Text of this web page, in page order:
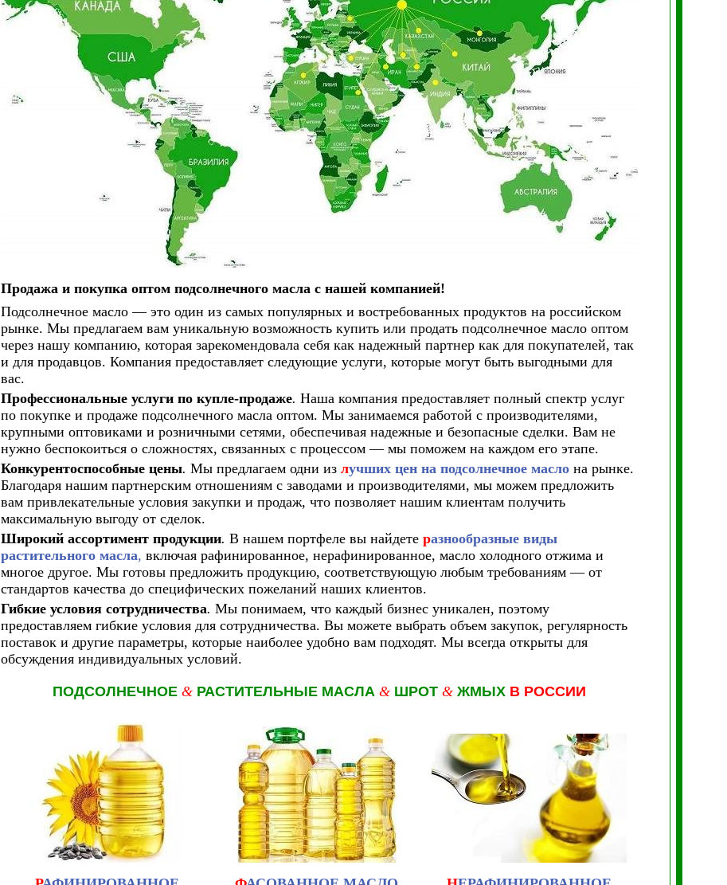
Продажа и покупка оптом подсолнечного масла с нашей компанией!
Подсолнечное масло — это один из самых популярных и востребованных продуктов на российском
рынке. Мы предлагаем вам уникальную возможность купить или продать подсолнечное масло оптом
через нашу компанию, которая зарекомендовала себя как надежный партнер как для покупателей, так
и для продавцов. Компания предоставляет следующие услуги, которые могут быть выгодными для
вас.
Профессиональные услуги по купле-продаже. Наша компания предоставляет полный спектр услуг
по покупке и продаже подсолнечного масла оптом. Мы занимаемся работой с производителями,
крупными оптовиками и розничными сетями, обеспечивая надежные и безопасные сделки. Вам не
нужно беспокоиться о сложностях, связанных с процессом — мы поможем на каждом его этапе.
Конкурентоспособные цены. Мы предлагаем одни из лучших цен на подсолнечное масло на рынке.
Благодаря нашим партнерским отношениям с заводами и производителями, мы можем предложить
вам привлекательные условия закупки и продаж, что позволяет нашим клиентам получить
максимальную выгоду от сделок.
Широкий ассортимент продукции. В нашем портфеле вы найдете разнообразные виды
растительного масла, включая рафинированное, нерафинированное, масло холодного отжима и
многое другое. Мы готовы предложить продукцию, соответствующую любым требованиям — от
стандартов качества до специфических пожеланий наших клиентов.
Гибкие условия сотрудничества. Мы понимаем, что каждый бизнес уникален, поэтому
предоставляем гибкие условия для сотрудничества. Вы можете выбрать объем закупок, регулярность
поставок и другие параметры, которые наиболее удобно вам подходят. Мы всегда открыты для
обсуждения индивидуальных условий.
ПОДСОЛНЕЧНОЕ & РАСТИТЕЛЬНЫЕ МАСЛА & ШРОТ & ЖМЫХ В РОССИИ